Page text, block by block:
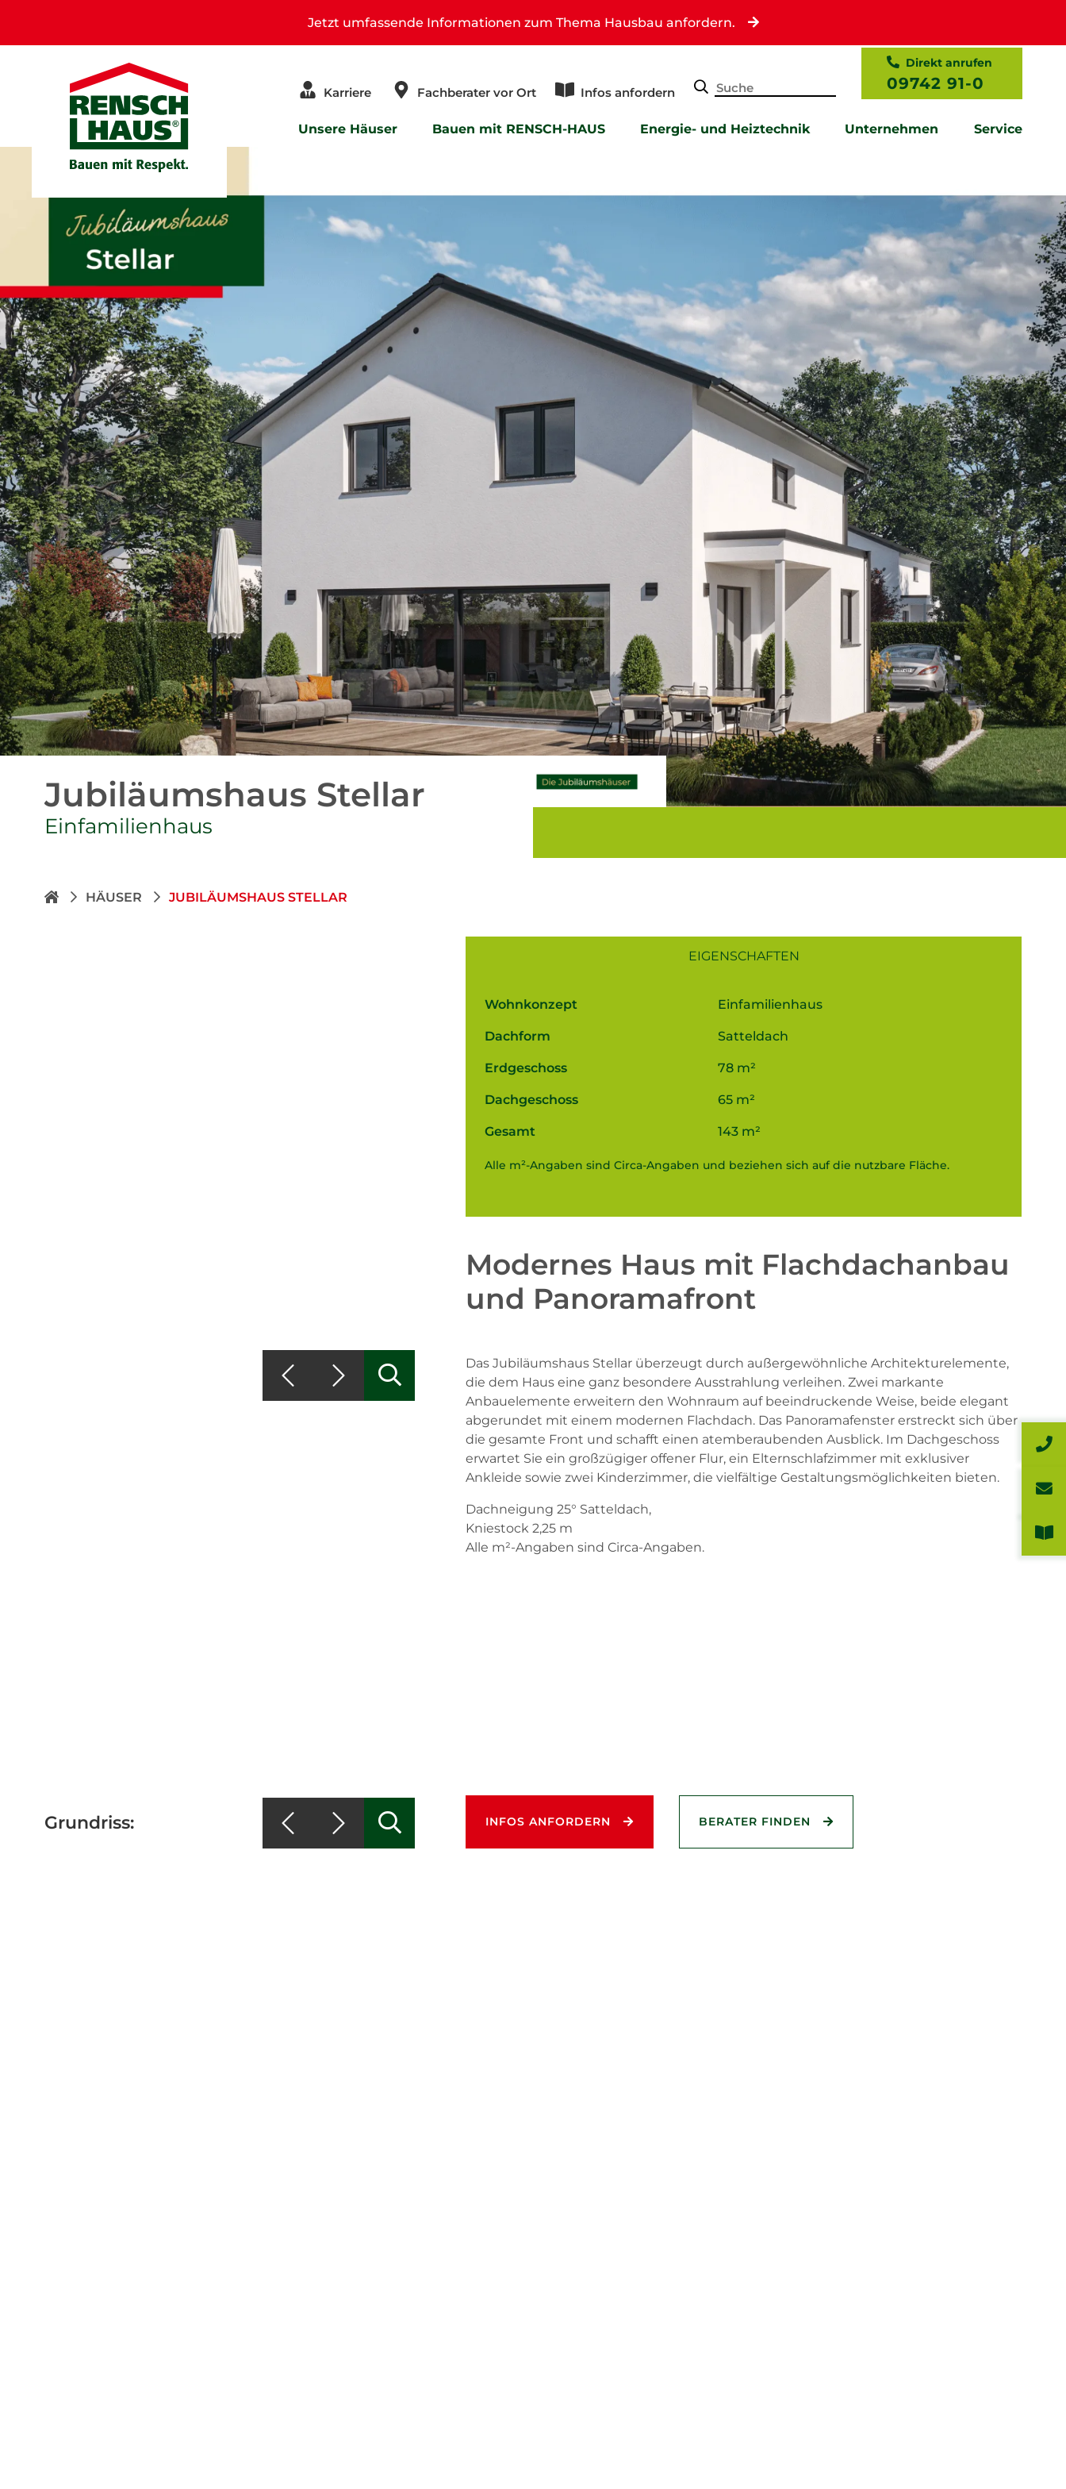
Jetzt umfassende Informationen zum Thema Hausbau anfordern.
Karriere Fachberater vor Ort Infos anfordern
Direkt anrufen
09742 91-0
Unsere Häuser Bauen mit RENSCH-HAUS Energie- und Heiztechnik Unternehmen Service
Jubiläumshaus Stellar
Einfamilienhaus
HÄUSER JUBILÄUMSHAUS STELLAR
Grundriss: Grundriss: Grundriss:
EIGENSCHAFTEN
Wohnkonzept Einfamilienhaus
Dachform Satteldach
Erdgeschoss 78 m²
Dachgeschoss 65 m²
Gesamt 143 m²
Alle m²-Angaben sind Circa-Angaben und beziehen sich auf die nutzbare Fläche.
Modernes Haus mit Flachdachanbau
und Panoramafront
Das Jubiläumshaus Stellar überzeugt durch außergewöhnliche Architekturelemente,
die dem Haus eine ganz besondere Ausstrahlung verleihen. Zwei markante
Anbauelemente erweitern den Wohnraum auf beeindruckende Weise, beide elegant
abgerundet mit einem modernen Flachdach. Das Panoramafenster erstreckt sich über
die gesamte Front und schafft einen atemberaubenden Ausblick. Im Dachgeschoss
erwartet Sie ein großzügiger offener Flur, ein Elternschlafzimmer mit exklusiver
Ankleide sowie zwei Kinderzimmer, die vielfältige Gestaltungsmöglichkeiten bieten.
Dachneigung 25° Satteldach,
Kniestock 2,25 m
Alle m²-Angaben sind Circa-Angaben.
INFOS ANFORDERN BERATER FINDEN